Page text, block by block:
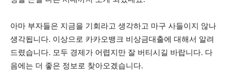
아마 부자들은 지금을 기회라고 생각하고 마구 사들이지 않나
생각됩니다. 이상으로 카카오뱅크 비상금대출에 대해서 알려
드렸습니다. 모두 경제가 어렵지만 잘 버티시길 바랍니다. 다
음에는 더 좋은 정보로 찾아오겠습니다.